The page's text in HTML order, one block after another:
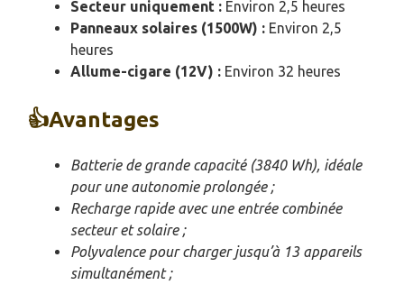
Secteur uniquement : Environ 2,5 heures
Panneaux solaires (1500W) : Environ 2,5
heures
Allume-cigare (12V) : Environ 32 heures
👍Avantages
Batterie de grande capacité (3840 Wh), idéale
pour une autonomie prolongée ;
Recharge rapide avec une entrée combinée
secteur et solaire ;
Polyvalence pour charger jusqu’à 13 appareils
simultanément ;